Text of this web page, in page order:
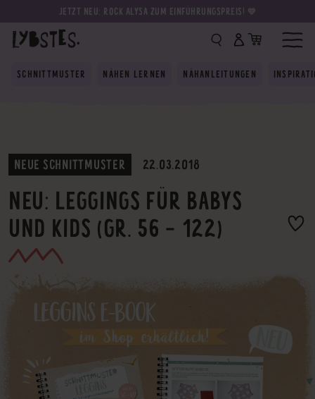
JETZT NEU: ROCK ALYSA ZUM EINFÜHRUNGSPREIS! 💛
SCHNITTMUSTER NÄHEN LERNEN NÄHANLEITUNGEN
NEUE SCHNITTMUSTER 22.03.2018
NEU: LEGGINGS FÜR BABYS
UND KIDS (GR. 56 - 122)